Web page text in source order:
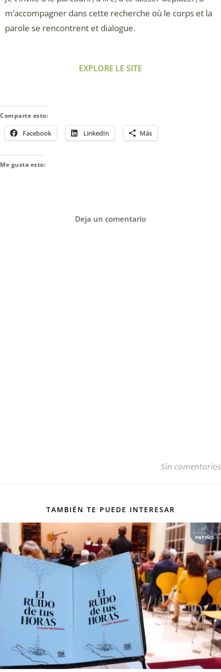
m’accompagner dans cette recherche où le corps et la
parole se rencontrent et dialogue.
EXPLORE LE SITE
Comparte esto:
Facebook LinkedIn Más
Me gusta esto:
Deja un comentario
Sin comentarios
TAMBIÉN TE PUEDE INTERESAR